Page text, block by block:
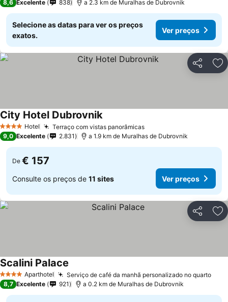
8,6 Excelente 838 a 2.3 km de Muralhas de Dubrovnik
Selecione as datas para ver os preços
exatos.
Ver preços
Partilhar
4 EstrelasHotel Terraço com vistas panorâmicas
City Hotel Dubrovnik
9,0 Excelente 2.831 a 1.9 km de Muralhas de Dubrovnik
De € 157
Consulte os preços de 11 sites Ver preços
Partilhar
4 EstrelasAparthotel Serviço de café da manhã personalizado no quarto
Scalini Palace
8,7 Excelente 921 a 0.2 km de Muralhas de Dubrovnik